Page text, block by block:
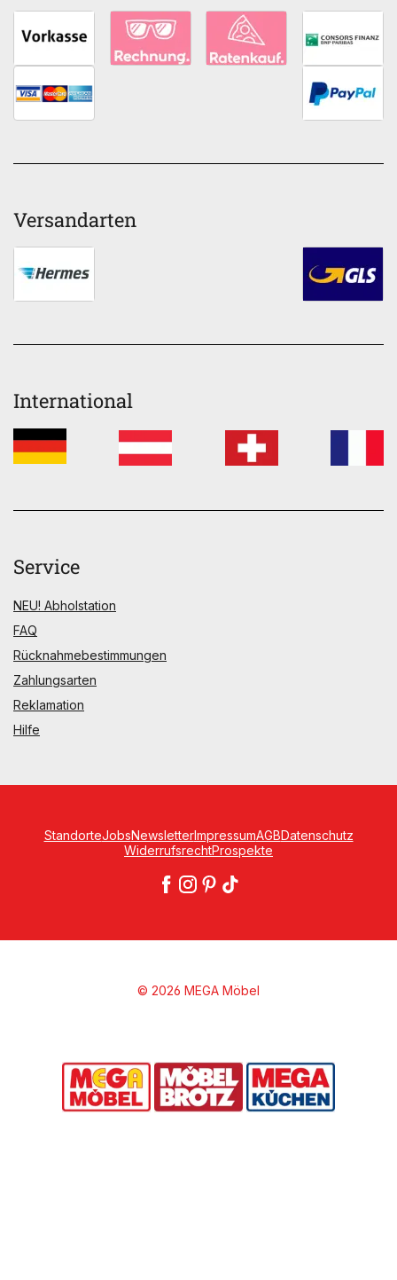
Versandarten
International
Service
NEU! Abholstation
FAQ
Rücknahmebestimmungen
Zahlungsarten
Reklamation
Hilfe
StandorteJobsNewsletterImpressumAGBDatenschutz
WiderrufsrechtProspekte
© 2026 MEGA Möbel